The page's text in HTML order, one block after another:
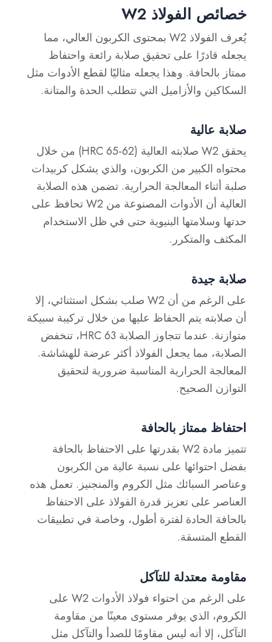
خصائص الفولاذ W2
يُعرف الفولاذ W2 بمحتوى الكربون العالي، مما
يجعله قادرًا على تحقيق صلابة رائعة واحتفاظ
ممتاز بالحافة. وهذا يجعله مثاليًا لقطع الأدوات مثل
السكاكين والأزاميل التي تتطلب الحدة والمتانة.
صلابة عالية
يحقق W2 صلابته العالية (62-65 HRC) من خلال
محتواه الكبير من الكربون، والذي يشكل كربيدات
صلبة أثناء المعالجة الحرارية. تضمن هذه الصلابة
العالية أن الأدوات المصنوعة من W2 تحافظ على
حدتها وسلامتها البنيوية حتى في ظل الاستخدام
المكثف والمتكرر.
صلابة جيدة
على الرغم من أن W2 صلب بشكل استثنائي، إلا
أن صلابته يتم الحفاظ عليها من خلال تركيبة سبيكة
متوازنة. عندما تتجاوز الصلابة 63 HRC، تنخفض
الصلابة، مما يجعل الفولاذ أكثر عرضة للهشاشة.
المعالجة الحرارية المناسبة ضرورية لتحقيق
التوازن الصحيح.
احتفاظ ممتاز بالحافة
تتميز مادة W2 بقدرتها على الاحتفاظ بالحافة
بفضل احتوائها على نسبة عالية من الكربون
وعناصر السبائك مثل الكروم والمنجنيز. تعمل هذه
العناصر على تعزيز قدرة الفولاذ على الاحتفاظ
بالحافة الحادة لفترة أطول، وخاصة في تطبيقات
القطع المتسقة.
مقاومة معتدلة للتآكل
على الرغم من احتواء فولاذ الأدوات W2 على
الكروم، الذي يوفر مستوى معينًا من مقاومة
التآكل، إلا أنه ليس مقاومًا للصدأ والتآكل مثل